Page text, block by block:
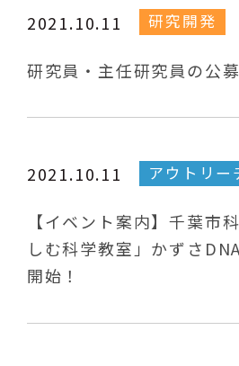
2021.10.11 研究開発
研究員・主任研究員の公
2021.10.11 アウトリー
【イベント案内】千葉市
しむ科学教室」かずさ
開始！